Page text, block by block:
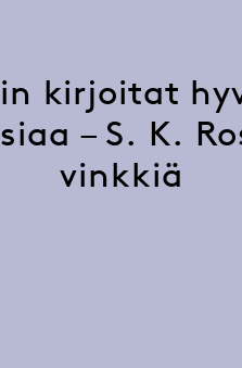
kirjoitat
– S. K.
vinkkiä